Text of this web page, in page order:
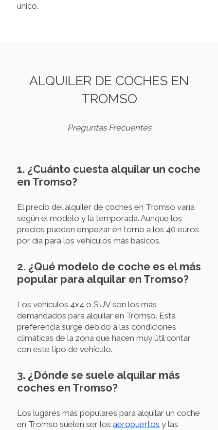
único.
ALQUILER DE COCHES EN
TROMSO
Preguntas Frecuentes
1. ¿Cuánto cuesta alquilar un coche
en Tromso?
El precio del alquiler de coches en Tromso varía
según el modelo y la temporada. Aunque los
precios pueden empezar en torno a los 40 euros
por día para los vehículos más básicos.
2. ¿Qué modelo de coche es el más
popular para alquilar en Tromso?
Los vehículos 4x4 o SUV son los más
demandados para alquilar en Tromso. Esta
preferencia surge debido a las condiciones
climáticas de la zona que hacen muy útil contar
con este tipo de vehículo.
3. ¿Dónde se suele alquilar más
coches en Tromso?
Los lugares más populares para alquilar un coche
en Tromso suelen ser los aeropuertos y las